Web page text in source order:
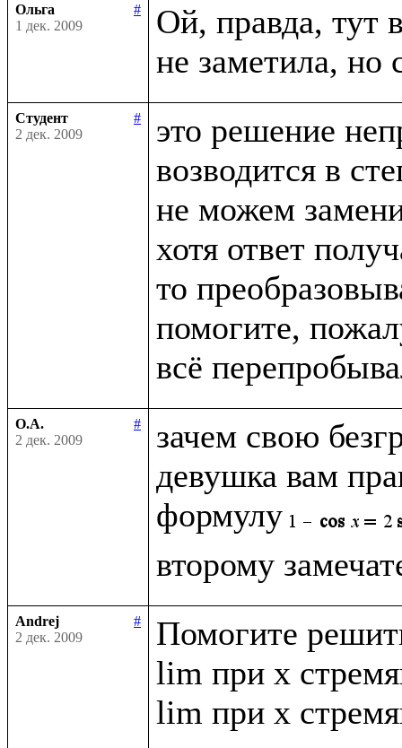
Ольга
#
1 дек. 2009
Ой, правда, тут
Студент
#
2 дек. 2009
это решение
возводится в
не можем
хотя ответ
то
помогите,
О.А.
#
2 дек. 2009
зачем свою
девушка вам
формулу
Andrej
#
2 дек. 2009
Помогите
lim при x